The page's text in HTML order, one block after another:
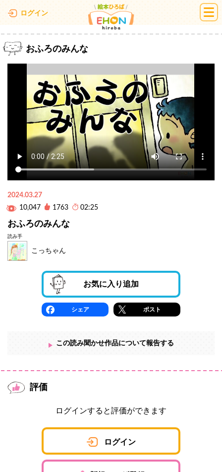
ログイン 絵本ひろば
おふろのみんな
2024.03.27
10,047
1763 02:25
おふろのみんな
読み手
こっちゃん
お気に入り追加
シェア ポスト
この読み聞かせ作品について報告する
評価
ログインすると評価ができます
ログイン